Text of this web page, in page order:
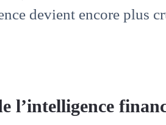
devient encore plus
l’intelligence